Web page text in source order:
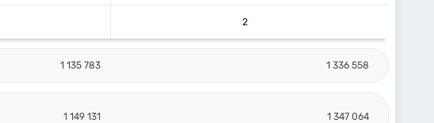
2
1 135 783 1 336 558
1 149 131 1 347 064